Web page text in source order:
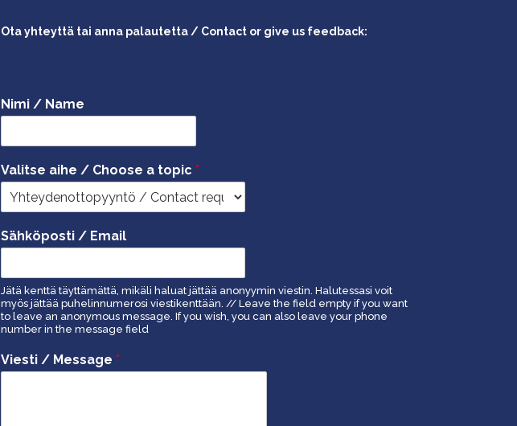
Ota yhteyttä tai anna palautetta / Contact or give us feedback:
Nimi / Name
Valitse aihe / Choose a topic *
Sähköposti / Email
Jätä kenttä täyttämättä, mikäli haluat jättää anonyymin viestin. Halutessasi voit
myös jättää puhelinnumerosi viestikenttään. // Leave the field empty if you want
to leave an anonymous message. If you wish, you can also leave your phone
number in the message field
Viesti / Message *